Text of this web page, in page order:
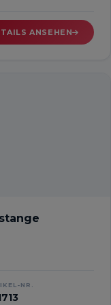
ANSEHEN
NR.